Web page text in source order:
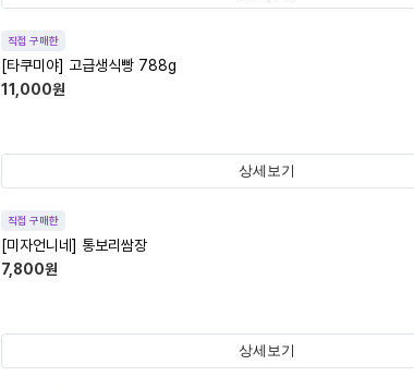
직접 구매한
[타쿠미야] 고급생식빵 788g
11,000원
상세보기
직접 구매한
[미자언니네] 통보리쌈장
7,800원
상세보기